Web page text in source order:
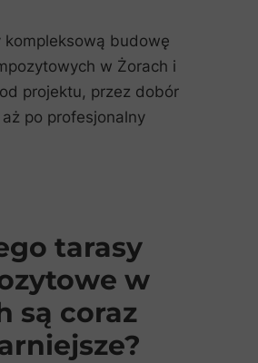
kompleksową budowę
w Żorach i
projektu, przez dobór
aż po profesjonalny
tarasy
w
są coraz